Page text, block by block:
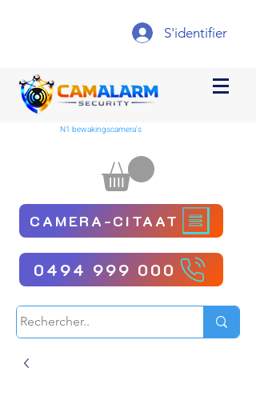
S'identifier
N1 bewakingscamera's
CAMERA-CITAAT
0494 999 000